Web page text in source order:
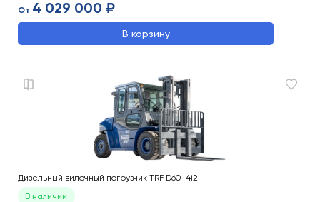
От 4 029 000 ₽
В корзину
Дизельный вилочный погрузчик TRF D60-4i2
В наличии